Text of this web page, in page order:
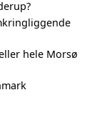
hele Morsø